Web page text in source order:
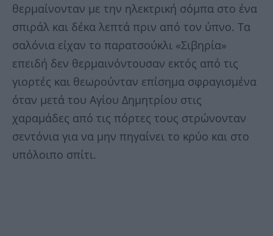
θερμαίνονταν με την ηλεκτρική σόμπα στο ένα
σπιράλ και δέκα λεπτά πριν από τον ύπνο. Τα
σαλόνια είχαν το παρατσούκλι «Σιβηρία»
επειδή δεν θερμαινόντουσαν εκτός από τις
γιορτές και θεωρούνταν επίσημα σφραγισμένα
όταν μετά του Αγίου Δημητρίου στις
χαραμάδες από τις πόρτες τους στρώνονταν
σεντόνια για να μην πηγαίνει το κρύο και στο
υπόλοιπο σπίτι.